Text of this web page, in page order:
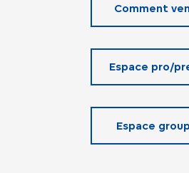
Comment
Espace pro/
Espace